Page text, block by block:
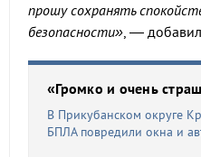
прошу сохранять
безопасности», —
«Громко и очень
В Прикубанском округе
БПЛА повредили окна и